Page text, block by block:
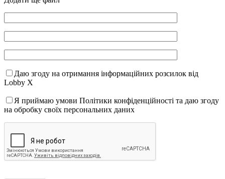
Даю згоду на отримання інформаційних розсилок від
Lobby X
Я приймаю умови Політики конфіденційності та даю згоду
на обробку своїх персональних даних